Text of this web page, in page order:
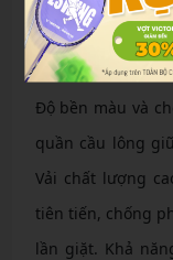
người mới bắt
Độ bền màu và
Độ bền màu và
quần cầu lông
Vải chất lượng
tiên tiến, chống
lần giặt. Khả